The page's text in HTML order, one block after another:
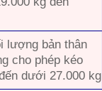
lượng bản thân
cho phép kéo
dưới 27.000 kg